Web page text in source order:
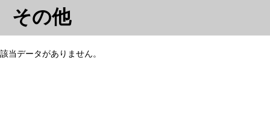
その他
該当データがありません。